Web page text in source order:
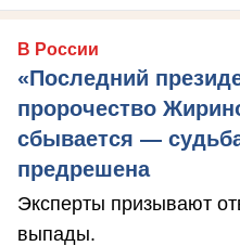
В России
«Последний
пророчество
сбывается —
предрешена
Эксперты призывают
выпады.